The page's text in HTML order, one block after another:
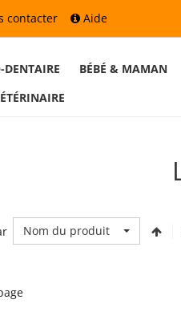
contacter Aide
DENTAIRE BÉBÉ & MAMAN
Nom du produit